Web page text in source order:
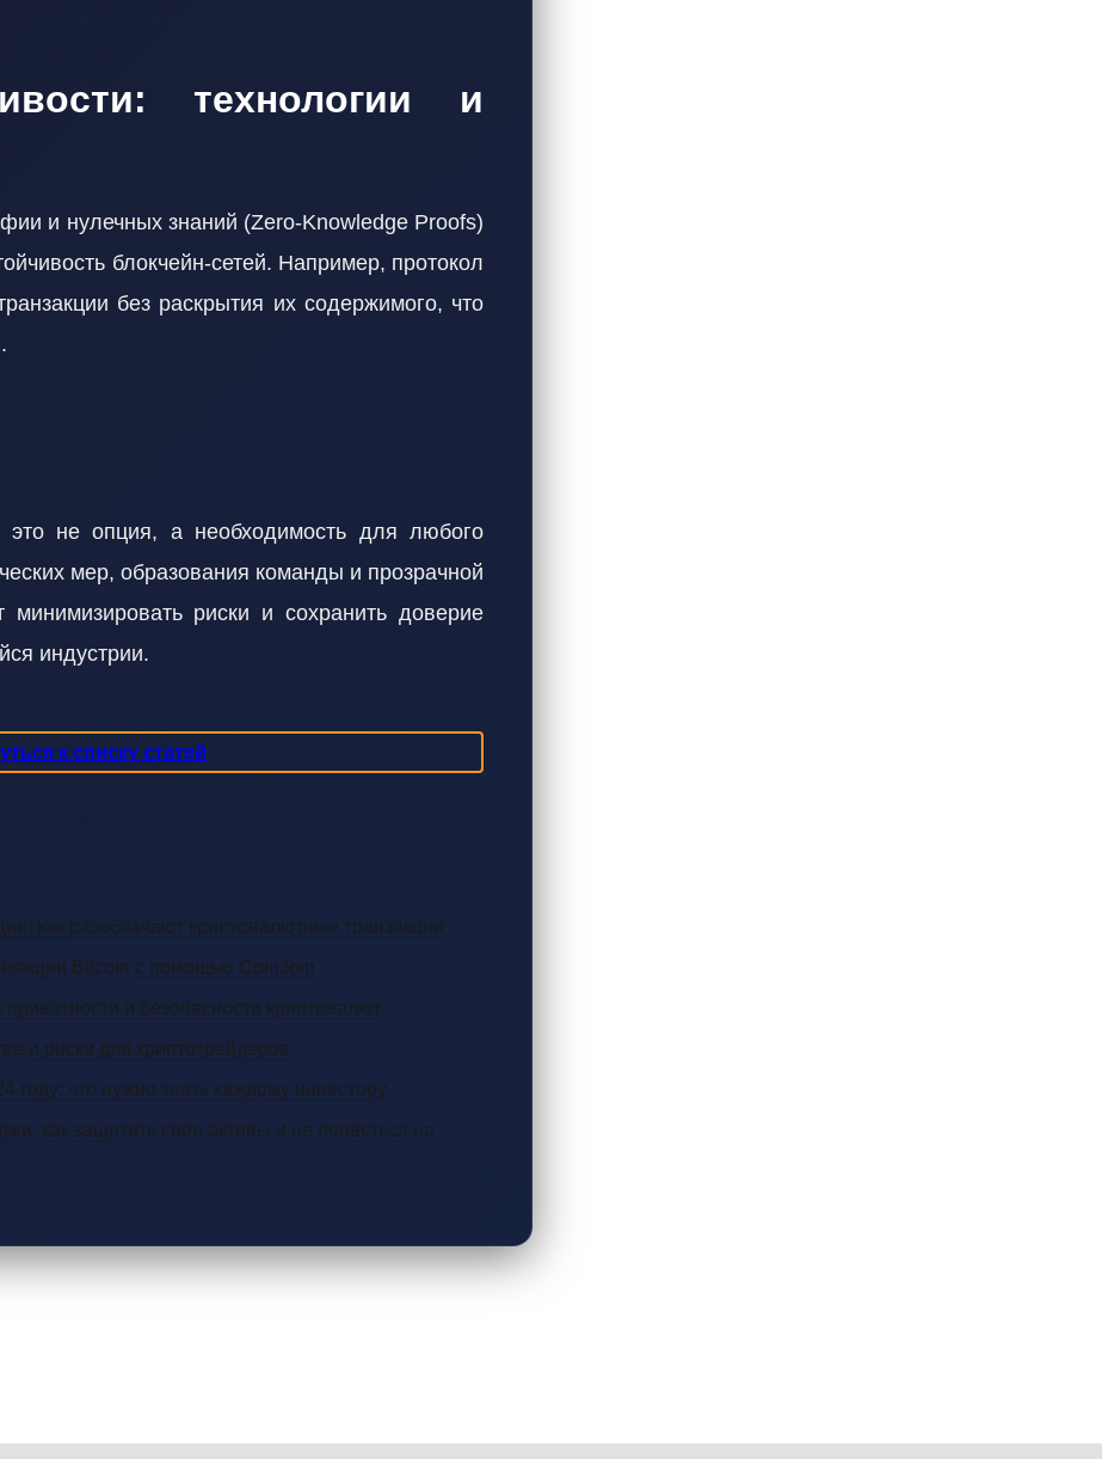
технологии и
и нулечных знаний (Zero-Knowledge Proofs)
блокчейн-сетей. Например, протокол
без раскрытия их содержимого, что
не опция, а необходимость для любого
мер, образования команды и прозрачной
минимизировать риски и сохранить доверие
индустрии.
к списку статей
как разоблачают криптовалютные транзакции
Bitcoin с помощью CoinJoin
и безопасности криптовалют
и риски для криптотрейдеров
году: что нужно знать каждому инвестору
как защитить свои активы и не попасться на